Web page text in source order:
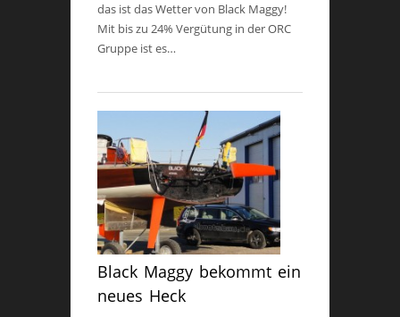
das ist das Wetter von Black Maggy!
Mit bis zu 24% Vergütung in der ORC
Gruppe ist es…
Black Maggy bekommt ein
neues Heck